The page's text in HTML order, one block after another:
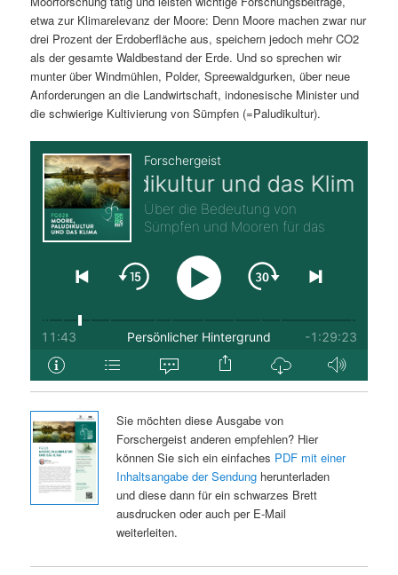
etwa zur Klimarelevanz der Moore: Denn Moore machen zwar nur
drei Prozent der Erdoberfläche aus, speichern jedoch mehr CO2
als der gesamte Waldbestand der Erde. Und so sprechen wir
munter über Windmühlen, Polder, Spreewaldgurken, über neue
Anforderungen an die Landwirtschaft, indonesische Minister und
die schwierige Kultivierung von Sümpfen (=Paludikultur).
Sie möchten diese Ausgabe von
Forschergeist anderen empfehlen? Hier
können Sie sich ein einfaches PDF mit einer
Inhaltsangabe der Sendungherunterladen
und diese dann für ein schwarzes Brett
ausdrucken oder auch per E-Mail
weiterleiten.